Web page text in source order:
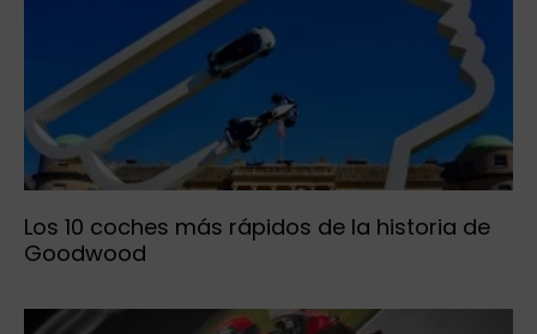
Los 10 coches más rápidos de la historia de
Goodwood